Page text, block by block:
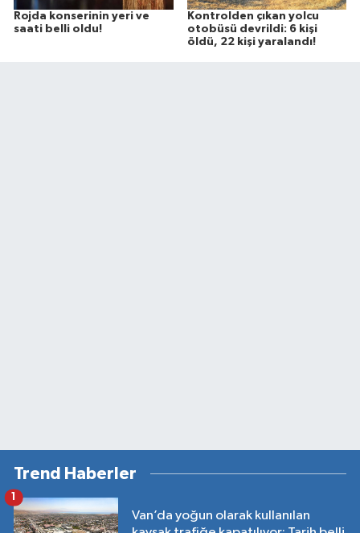
Rojda konserinin yeri ve
saati belli oldu!
Kontrolden çıkan yolcu
otobüsü devrildi: 6 kişi
öldü, 22 kişi yaralandı!
Trend Haberler
Van’da yoğun olarak kullanılan